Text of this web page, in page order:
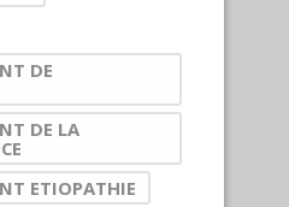
DE
DE LA
ETIOPATHIE